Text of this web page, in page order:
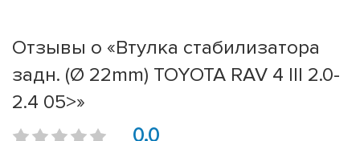
Отзывы о «Втулка стабилизатора
задн. (Ø 22mm) TOYOTA RAV 4 III 2.0-
2.4 05>»
0.0